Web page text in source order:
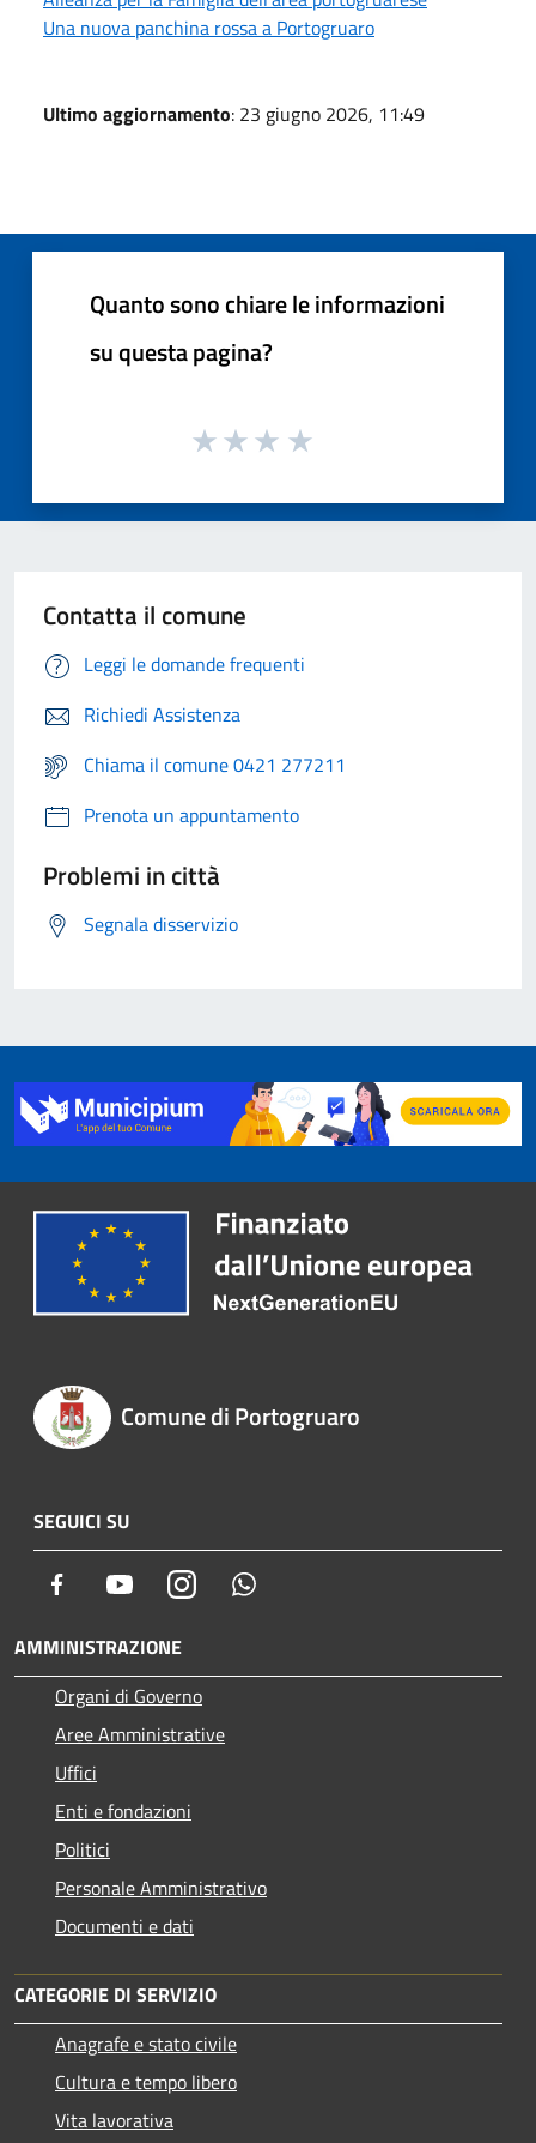
Una nuova panchina rossa a Portogruaro
Ultimo aggiornamento: 23 giugno 2026, 11:49
Quanto sono chiare le informazioni
su questa pagina?
Contatta il comune
Leggi le domande frequenti
Richiedi Assistenza
Chiama il comune 0421 277211
Prenota un appuntamento
Problemi in città
Segnala disservizio
Comune di Portogruaro
SEGUICI SU
Facebook YoutubeInstagram
AMMINISTRAZIONE
Organi di Governo
Aree Amministrative
Uffici
Enti e fondazioni
Politici
Personale Amministrativo
Documenti e dati
CATEGORIE DI SERVIZIO
Anagrafe e stato civile
Cultura e tempo libero
Vita lavorativa